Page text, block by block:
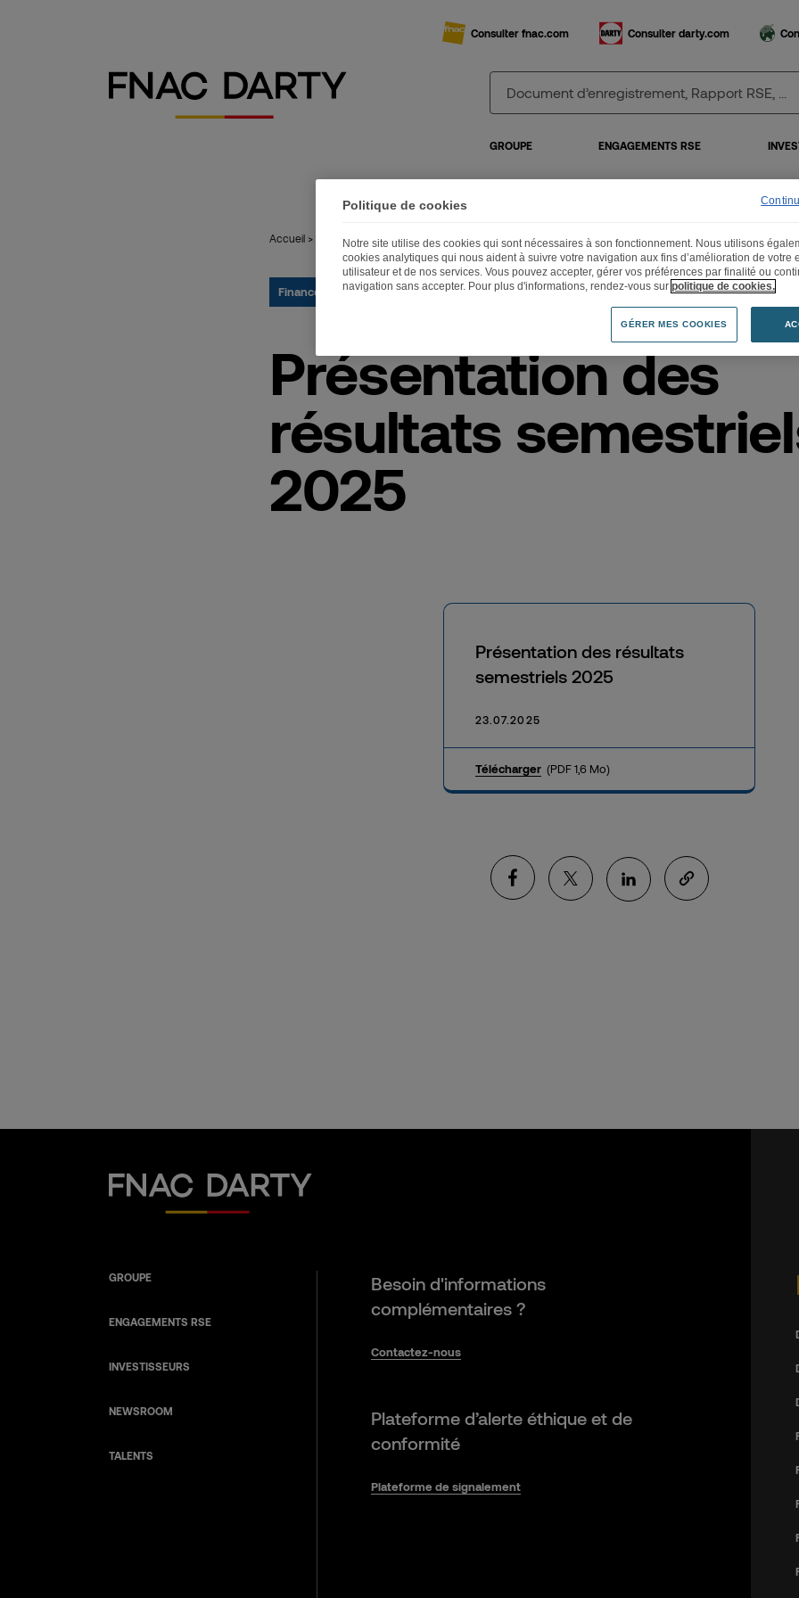
Consulter fnac.com Consulter darty.com
GROUPE ENGAGEMENTS RSE
Accueil > Publications >Présentation des résultats semestriels 2025
Finance 23.07.2025
Présentation des
résultats
2025
Présentation des résultats
semestriels 2025
23.07.2025
Télécharger (PDF 1,6 Mo)
Fnac Darty
GROUPE
ENGAGEMENTS RSE
INVESTISSEURS
NEWSROOM
TALENTS
Besoin d'informations
complémentaires ?
Contactez-nous
Plateforme d’alerte éthique et de
conformité
Plateforme de signalement
Politique de cookies
Notre site utilise des cookies qui sont nécessaires à son fonctionnement. Nous utilisons
cookies analytiques qui nous aident à suivre votre navigation aux fins d’amélioration de votre
utilisateur et de nos services. Vous pouvez accepter, gérer vos préférences par finalité ou
navigation sans accepter. Pour plus d'informations, rendez-vous sur politique de cookies.
GÉRER MES COOKIES
Continuer